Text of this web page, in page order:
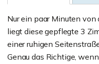
Nur ein paar Minuten
liegt diese gepflegte 3
einer ruhigen
Genau das Richtige,